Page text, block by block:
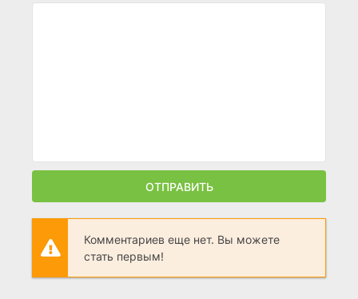
ОТПРАВИТЬ
Комментариев еще нет. Вы можете
стать первым!